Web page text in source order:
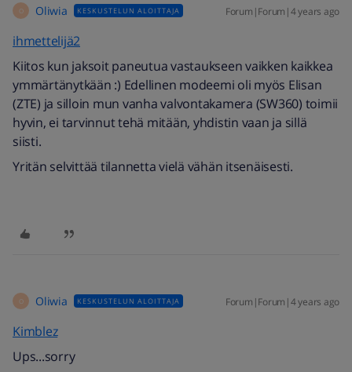
O Oliwia KESKUSTELUN ALOITTAJA Forum|Forum|4 years ago
ihmettelijä2
Kiitos kun jaksoit paneutua vastaukseen vaikken kaikkea
ymmärtänytkään :) Edellinen modeemi oli myös Elisan
(ZTE) ja silloin mun vanha valvontakamera (SW360) toimii
hyvin, ei tarvinnut tehä mitään, yhdistin vaan ja sillä
siisti.
Yritän selvittää tilannetta vielä vähän itsenäisesti.
O Oliwia KESKUSTELUN ALOITTAJA Forum|Forum|4 years ago
Kimblez
Ups...sorry